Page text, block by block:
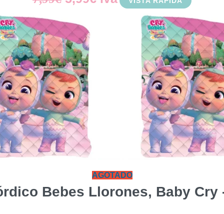
precio
original
era:
7,99€.
AGOTADO
Bebes Llorones, Baby Cry